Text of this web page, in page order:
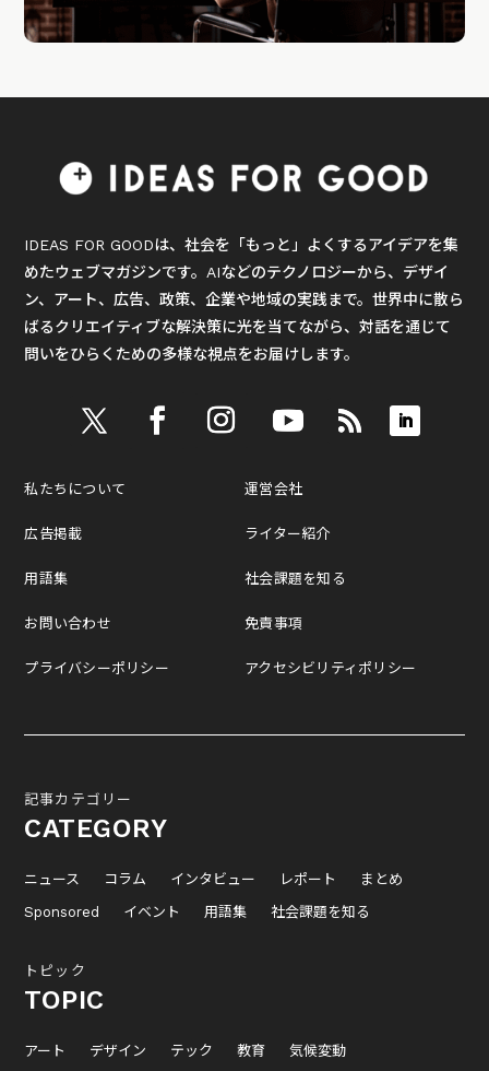
IDEAS FOR GOODは、社会を「もっと」よくするアイデアを集
めたウェブマガジンです。AIなどのテクノロジーから、デザイ
ン、アート、広告、政策、企業や地域の実践まで。世界中に散ら
ばるクリエイティブな解決策に光を当てながら、対話を通じて
問いをひらくための多様な視点をお届けします。
私たちについて
広告掲載
用語集
お問い合わせ
プライバシーポリシー
運営会社
ライター紹介
社会課題を知る
免責事項
アクセシビリティポリシー
記事カテゴリー
CATEGORY
ニュース コラム インタビュー レポート
まとめ
Sponsored
イベント 用語集 社会課題を知る
トピック
TOPIC
アート デザイン テック 教育 気候変動